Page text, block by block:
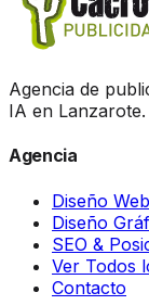
Agencia de
IA en
Agencia
Diseño Web
Diseño
SEO &
Ver Todos
Contacto